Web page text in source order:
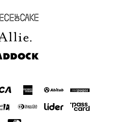
Piece of Cake
Allie
Paddock